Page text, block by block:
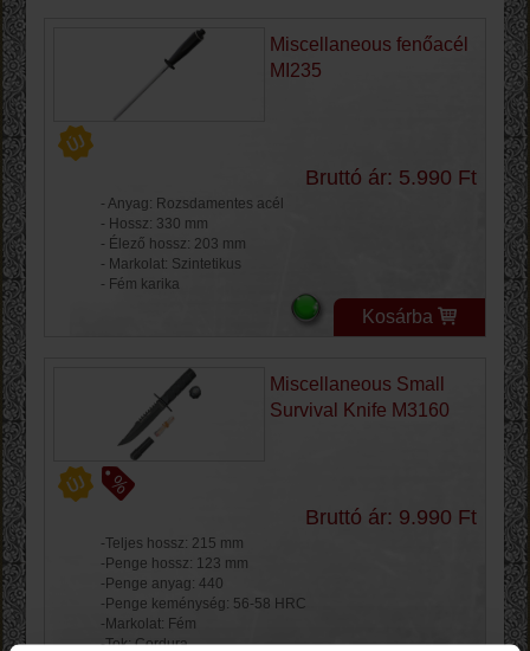
Miscellaneous fenőacél
MI235
Bruttó ár: 5.990 Ft
- Anyag: Rozsdamentes acél
- Hossz: 330 mm
- Élező hossz: 203 mm
- Markolat: Szintetikus
- Fém karika
Kosárba
Miscellaneous Small
Survival Knife M3160
Bruttó ár: 9.990 Ft
-Teljes hossz: 215 mm
-Penge hossz: 123 mm
-Penge anyag: 440
-Penge keménység: 56-58 HRC
-Markolat: Fém
-Tok: Cordura